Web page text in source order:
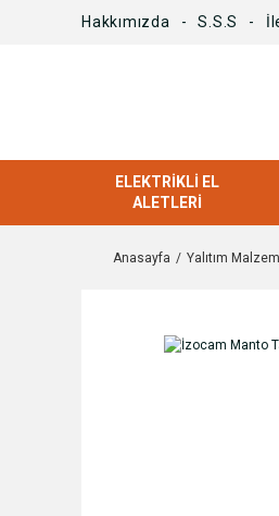
Hakkımızda S.S.S
ELEKTRIKLI EL
ALETLERI
Anasayfa Yalıtım